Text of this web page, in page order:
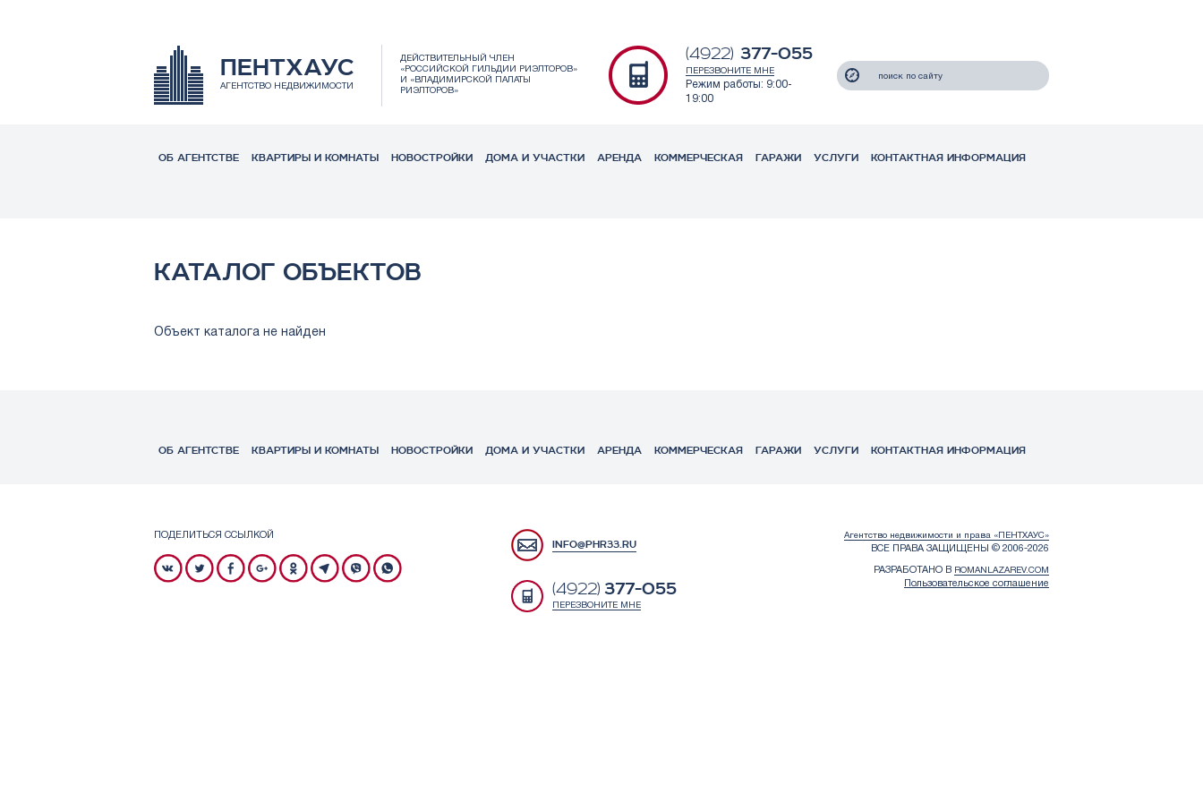
ПЕНТХАУС
АГЕНТСТВО НЕДВИЖИМОСТИ
ДЕЙСТВИТЕЛЬНЫЙ ЧЛЕН
«РОССИЙСКОЙ ГИЛЬДИИ РИЭЛТОРОВ»
И «ВЛАДИМИРСКОЙ ПАЛАТЫ
РИЭЛТОРОВ»
(4922) 377-055
ПЕРЕЗВОНИТЕ МНЕ
Режим работы: 9:00-
19:00
ОБ АГЕНТСТВЕ КВАРТИРЫ И КОМНАТЫ НОВОСТРОЙКИ ДОМА И УЧАСТКИ АРЕНДА КОММЕРЧЕСКАЯ ГАРАЖИ УСЛУГИ КОНТАКТНАЯ ИНФОРМАЦИЯ
КАТАЛОГ ОБЪЕКТОВ
Объект каталога не найден
ОБ АГЕНТСТВЕ КВАРТИРЫ И КОМНАТЫ НОВОСТРОЙКИ ДОМА И УЧАСТКИ АРЕНДА КОММЕРЧЕСКАЯ ГАРАЖИ УСЛУГИ КОНТАКТНАЯ ИНФОРМАЦИЯ
ПОДЕЛИТЬСЯ ССЫЛКОЙ
INFO@PHR33.RU
(4922) 377-055
ПЕРЕЗВОНИТЕ МНЕ
Агентство недвижимости и права «ПЕНТХАУС»
ВСЕ ПРАВА ЗАЩИЩЕНЫ © 2006-2026
РАЗРАБОТАНО В ROMANLAZAREV.COM
Пользовательское соглашение